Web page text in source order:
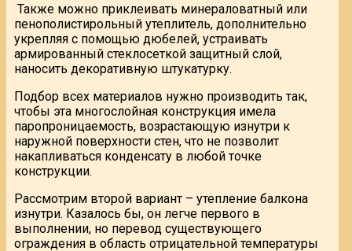
Также можно приклеивать минераловатный или
пенополистирольный утеплитель, дополнительно
укрепляя с помощью дюбелей, устраивать
армированный стеклосеткой защитный слой,
наносить декоративную штукатурку.
Подбор всех материалов нужно производить так,
чтобы эта многослойная конструкция имела
паропроницаемость, возрастающую изнутри к
наружной поверхности стен, что не позволит
накапливаться конденсату в любой точке
конструкции.
Рассмотрим второй вариант – утепление балкона
изнутри. Казалось бы, он легче первого в
выполнении, но перевод существующего
ограждения в область отрицательной температуры